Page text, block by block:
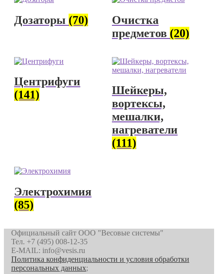
Дозаторы (70)
Очистка
предметов (20)
Центрифуги
(141)
Шейкеры,
вортексы,
мешалки,
нагреватели
(111)
Электрохимия
(85)
Официальный сайт ООО "Весовые системы"
Тел. +7 (495) 008-12-35
E-MAIL: info@vesis.ru
Политика конфиденциальности и условия обработки
персональных данных;